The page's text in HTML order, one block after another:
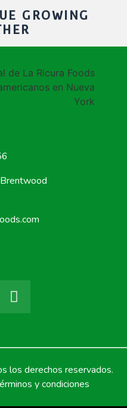
GROWING
los derechos reservados.
y condiciones